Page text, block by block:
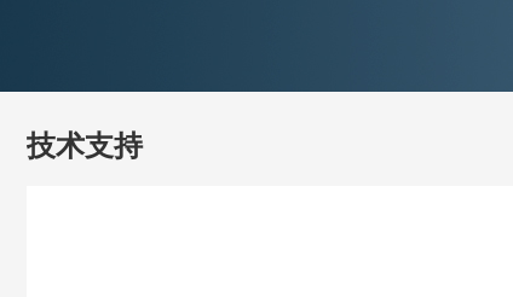
技术支持